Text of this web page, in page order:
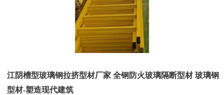
江阴槽型玻璃钢拉挤型材厂家 全钢防火玻璃隔断型材 玻璃钢
型材-塑造现代建筑